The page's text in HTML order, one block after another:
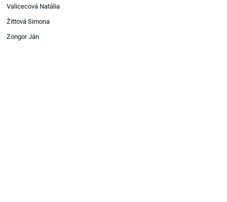
Valicecová Natália
Žittová Simona
Zongor Ján